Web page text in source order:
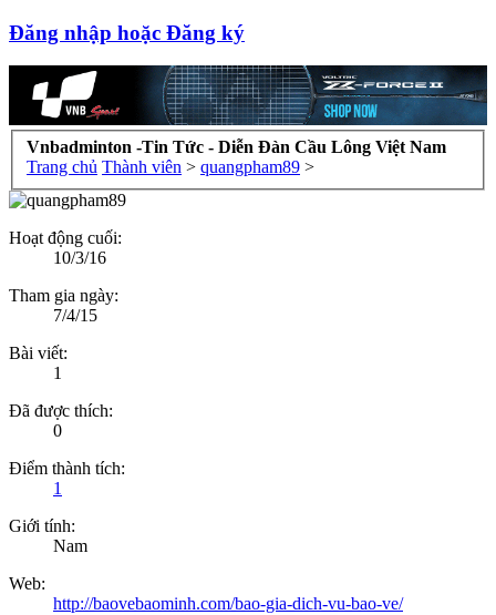
Đăng nhập hoặc Đăng ký
Vnbadminton -Tin Tức - Diễn Đàn Cầu Lông Việt Nam
Trang chủ Thành viên > quangpham89 >
Hoạt động cuối:
10/3/16
Tham gia ngày:
7/4/15
Bài viết:
1
Đã được thích:
0
Điểm thành tích:
1
Giới tính:
Nam
Web:
http://baovebaominh.com/bao-gia-dich-vu-bao-ve/